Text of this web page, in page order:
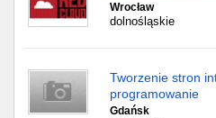
Wrocław
dolnośląskie
Tworzenie stron
programowanie
Gdańsk